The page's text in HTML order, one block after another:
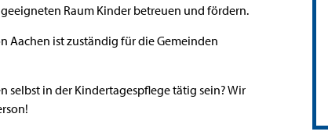
Raum Kinder betreuen und fördern.
Aachen ist zuständig für die Gemeinden
selbst in der Kindertagespflege tätig sein? Wir